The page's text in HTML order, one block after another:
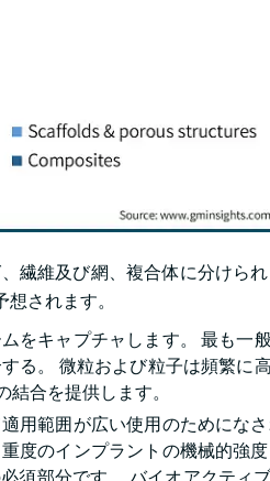
繊維及び網、複合体に分けら
されます。
をキャプチャします。 最も一
る。 微粒および粒子は頻繁に
合を提供します。
用範囲が広い使用のためにな
度のインプラントの機械的強